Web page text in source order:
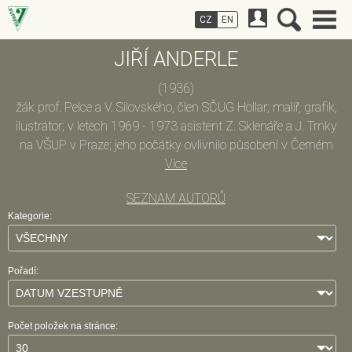
JIŘÍ ANDERLE
(1936)
žák prof. Pelce a V. Silovského, člen SČUG Hollar; malíř, grafik,
ilustrátor; v letech 1969 - 1973 asistent Z. Sklenáře a J. Trnky
na VŠUP v Praze; jeho počátky ovlivnilo působení v Černém
divadle J. Srnce (1961 - 1969), od r. 1966 patří k předním
grafických a obrazových cyklů vytvořil jedno z nejnaléhavějších
a nejpůsobivějších podobenství současného člověka v jeho
kontextech mytologických, historických, sociologických (Bez
Portrét v čase, 1978 - 1979, Zápisníky, 1980 - 1982;
Apokalyptická genetika, 1982 - 1983; Commedia dell' arte,
a realita (1980 - 1982), využívající dobové fotografie; zúčastnil
Více
SEZNAM AUTORŮ
Kategorie:
Pořadí:
Počet položek na stránce:
CZ EN